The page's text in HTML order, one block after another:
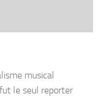
musical
le seul reporter